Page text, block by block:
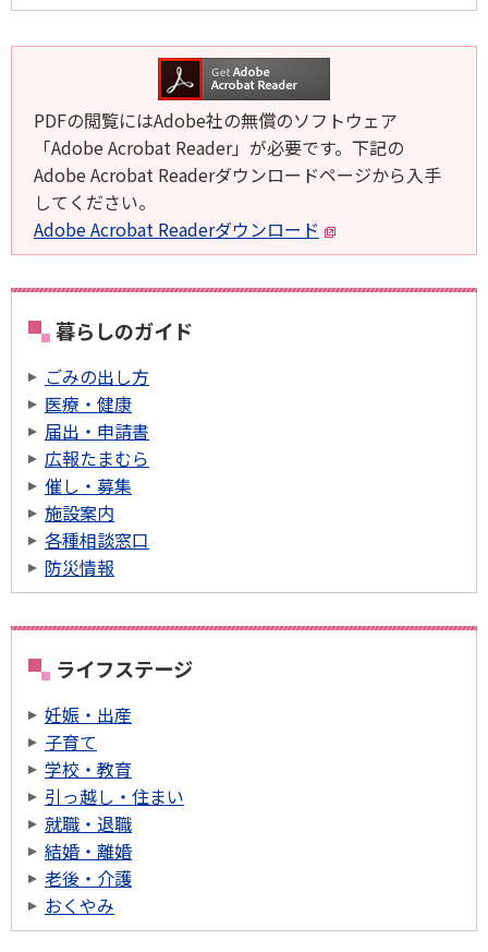
PDFの閲覧にはAdobe社の無償のソフトウェア
「Adobe Acrobat Reader」が必要です。下記の
Adobe Acrobat Readerダウンロードページから入手
してください。
Adobe Acrobat Readerダウンロード
暮らしのガイド
ごみの出し方
医療・健康
届出・申請書
広報たまむら
催し・募集
施設案内
各種相談窓口
防災情報
ライフステージ
妊娠・出産
子育て
学校・教育
引っ越し・住まい
就職・退職
結婚・離婚
老後・介護
おくやみ